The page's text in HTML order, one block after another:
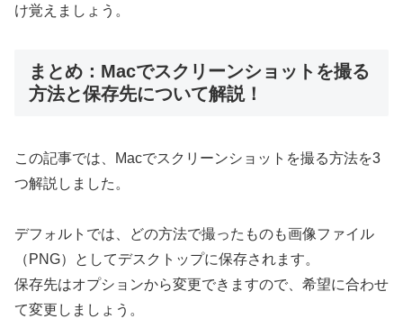
け覚えましょう。
まとめ：Macでスクリーンショットを撮る
方法と保存先について解説！
この記事では、Macでスクリーンショットを撮る方法を3
つ解説しました。
デフォルトでは、どの方法で撮ったものも画像ファイル
（PNG）としてデスクトップに保存されます。
保存先はオプションから変更できますので、希望に合わせ
て変更しましょう。